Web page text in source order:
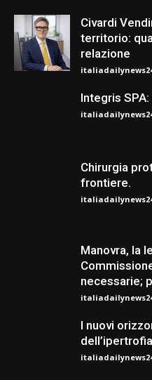
Civardi
territorio:
relazione
Integris
Chirurgia
frontiere.
Manovra, la
necessarie;
I nuovi